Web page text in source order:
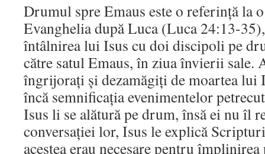
Drumul spre Emaus este o referință la
Evanghelia după Luca (Luca 24:13-
întâlnirea lui Isus cu doi discipoli pe
către satul Emaus, în ziua învierii sale.
îngrijorați și dezamăgiți de moartea lui
încă semnificația evenimentelor
Isus li se alătură pe drum, însă ei nu îl
conversației lor, Isus le explică
acestea erau necesare pentru